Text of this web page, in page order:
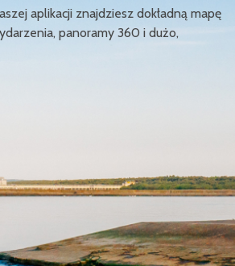
aplikacji znajdziesz dokładną mapę
panoramy 360 i dużo,